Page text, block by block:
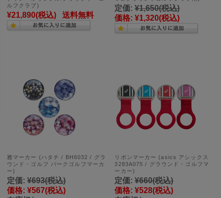
ルフクラブ)
¥21,890(税込) 送料無料
定価: ¥1,650(税込)
価格: ¥1,320(税込)
雅マーカー (ハタチ / BH6032 / グラ
ウンド・ゴルフ パークゴルフマーカ
ー)
定価: ¥693(税込)
価格: ¥567(税込)
リボンマーカー (asics アシックス
3283A075 / グラウンド・ゴルフマ
ーカー)
定価: ¥660(税込)
価格: ¥528(税込)